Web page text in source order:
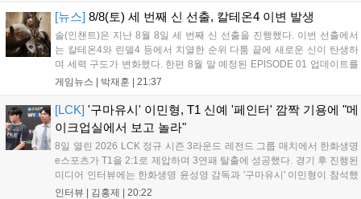
었...
[뉴스] 8/8(토) 세 번째 신 선출, 칼테온4 이변 발생
솔(인챈트)은 지난 8월 8일 세 번째 신 선출을 진행했다. 이번 선출에서
는 칼테온4와 린델4 등에서 치열한 순위 다툼 끝에 새로운 신이 탄생하
며 세력 구도가 변화했다. 한편 8월 말 예정된 EPISODE 01 업데이트를
통해 월드 콘텐츠가 추가될 예정이며, 이를 통해 추후 주신 및 절대신에
더욱 가속화될 전망이다....
게임뉴스 | 박재훈 | 21:37
[LCK] '구마유시' 이민형, T1 신예 '페인터' 깜짝 기용에 "메
이크업실에서 보고 놀라"
8일 열린 2026 LCK 정규 시즌 3라운드 레전드 그룹 매치에서 한화생명
e스포츠가 T1을 2:1로 제압하며 3연패 탈출에 성공했다. 경기 후 진행된
미디어 인터뷰에는 한화생명 윤성영 감독과 '구마유시' 이민형이 참석했
다. 먼저 승리 소감에 대해 윤성영 감독은 "오랜만에 승리해 기분이 좋고,
인터뷰 | 김홍제 | 20:22